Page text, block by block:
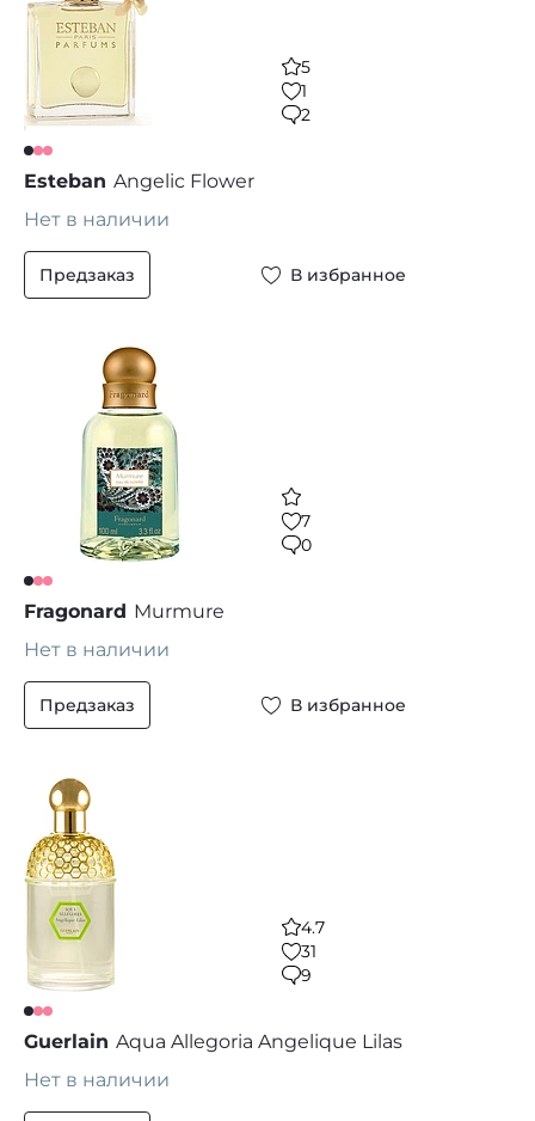
5
1
2
Esteban Angelic Flower
Нет в наличии
Предзаказ В избранное
7
0
Fragonard Murmure
Нет в наличии
Предзаказ В избранное
4.7
31
9
Guerlain Aqua Allegoria Angelique Lilas
Нет в наличии